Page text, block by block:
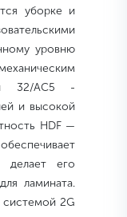
уборке и
уровню
32/АС5 -
и высокой
HDF —
делает его
ламината.
системой 2G